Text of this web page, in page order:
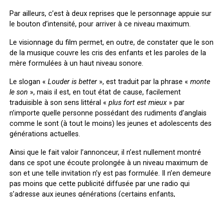
Par ailleurs, c’est à deux reprises que le personnage appuie sur
le bouton d’intensité, pour arriver à ce niveau maximum.
Le visionnage du film permet, en outre, de constater que le son
de la musique couvre les cris des enfants et les paroles de la
mère formulées à un haut niveau sonore.
Le slogan « Louder is better», est traduit par la phrase « monte
le son », mais il est, en tout état de cause, facilement
traduisible à son sens littéral « plus fort est mieux» par
n’importe quelle personne possédant des rudiments d’anglais
comme le sont (à tout le moins) les jeunes et adolescents des
générations actuelles.
Ainsi que le fait valoir l’annonceur, il n’est nullement montré
dans ce spot une écoute prolongée à un niveau maximum de
son et une telle invitation n’y est pas formulée. Il n’en demeure
pas moins que cette publicité diffusée par une radio qui
s’adresse aux jeunes générations (certains enfants,